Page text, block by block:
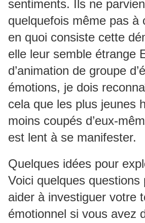
sentiments. Ils ne
quelquefois même pas à
en quoi consiste cette
elle leur semble étrange
d’animation de groupe
émotions, je dois
cela que les plus jeunes
moins coupés d’eux-
est lent à se manifester.
Quelques idées pour
Voici quelques questions
aider à investiguer votre
émotionnel si vous avez